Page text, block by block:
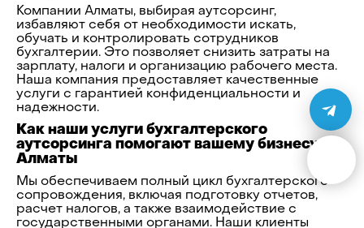
Компании Алматы, выбирая аутсорсинг,
избавляют себя от необходимости искать,
обучать и контролировать сотрудников
бухгалтерии. Это позволяет снизить затраты на
зарплату, налоги и организацию рабочего места.
Наша компания предоставляет качественные
услуги с гарантией конфиденциальности и
надежности.
Как наши услуги бухгалтерского
аутсорсинга помогают вашему бизнесу в
Алматы
Мы обеспечиваем полный цикл бухгалтерского
сопровождения, включая подготовку отчетов,
расчет налогов, а также взаимодействие с
государственными органами. Наши клиенты